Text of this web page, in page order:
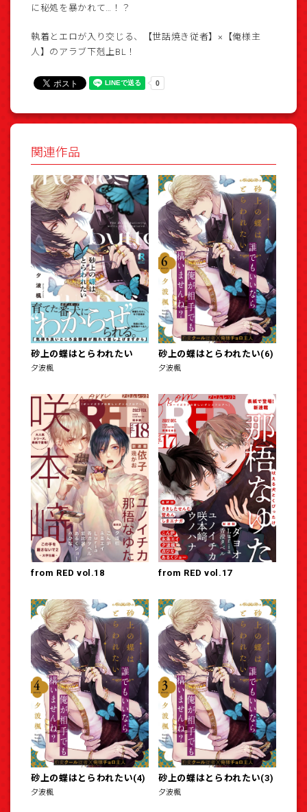
に秘処を暴かれて…！？
執着とエロが入り交じる、【世話焼き従者】×【俺様主
人】のアラブ下剋上BL！
関連作品
砂上の蝶はとらわれたい
夕波楓
砂上の蝶はとらわれたい(6)
夕波楓
from RED vol.18 from RED vol.17
砂上の蝶はとらわれたい(4)
夕波楓
砂上の蝶はとらわれたい(3)
夕波楓